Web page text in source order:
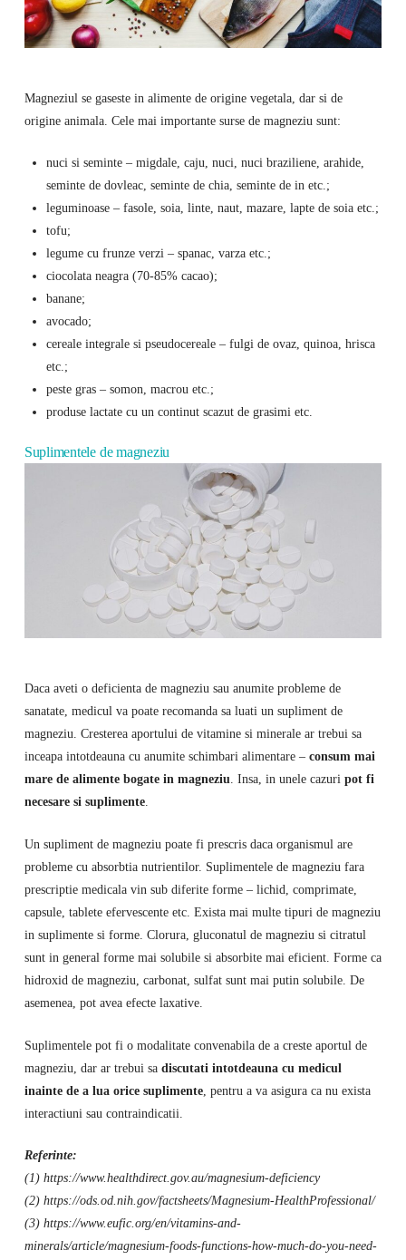
Magneziul se gaseste in alimente de origine vegetala, dar si de
origine animala. Cele mai importante surse de magneziu sunt:
nuci si seminte – migdale, caju, nuci, nuci braziliene, arahide,
seminte de dovleac, seminte de chia, seminte de in etc.;
leguminoase – fasole, soia, linte, naut, mazare, lapte de soia etc.;
tofu;
legume cu frunze verzi – spanac, varza etc.;
ciocolata neagra (70-85% cacao);
banane;
avocado;
cereale integrale si pseudocereale – fulgi de ovaz, quinoa, hrisca
etc.;
peste gras – somon, macrou etc.;
produse lactate cu un continut scazut de grasimi etc.
Suplimentele de magneziu
Daca aveti o deficienta de magneziu sau anumite probleme de
sanatate, medicul va poate recomanda sa luati un supliment de
magneziu. Cresterea aportului de vitamine si minerale ar trebui sa
inceapa intotdeauna cu anumite schimbari alimentare – consum mai
mare de alimente bogate in magneziu. Insa, in unele cazuri pot fi
necesare si suplimente.
Un supliment de magneziu poate fi prescris daca organismul are
probleme cu absorbtia nutrientilor. Suplimentele de magneziu fara
prescriptie medicala vin sub diferite forme – lichid, comprimate,
capsule, tablete efervescente etc. Exista mai multe tipuri de magneziu
in suplimente si forme. Clorura, gluconatul de magneziu si citratul
sunt in general forme mai solubile si absorbite mai eficient. Forme ca
hidroxid de magneziu, carbonat, sulfat sunt mai putin solubile. De
asemenea, pot avea efecte laxative.
Suplimentele pot fi o modalitate convenabila de a creste aportul de
magneziu, dar ar trebui sa discutati intotdeauna cu medicul
inainte de a lua orice suplimente, pentru a va asigura ca nu exista
interactiuni sau contraindicatii.
Referinte:
(1) https://www.healthdirect.gov.au/magnesium-deficiency
(2) https://ods.od.nih.gov/factsheets/Magnesium-HealthProfessional/
(3) https://www.eufic.org/en/vitamins-and-
minerals/article/magnesium-foods-functions-how-much-do-you-need-